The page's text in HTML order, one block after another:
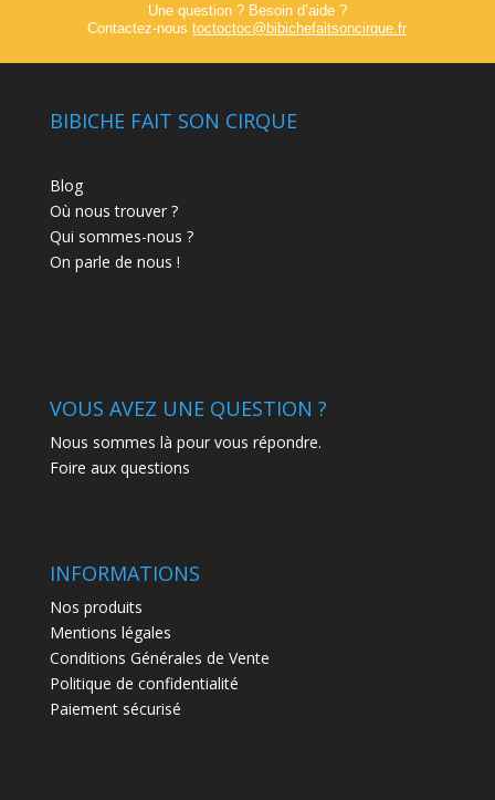
Une question ? Besoin d’aide ?
Contactez-noustoctoctoc@bibichefaitsoncirque.fr
BIBICHE FAIT SON CIRQUE
Blog
Où nous trouver ?
Qui sommes-nous ?
On parle de nous !
VOUS AVEZ UNE QUESTION ?
Nous sommes là pour vous répondre.
Foire aux questions
INFORMATIONS
Nos produits
Mentions légales
Conditions Générales de Vente
Politique de confidentialité
Paiement sécurisé